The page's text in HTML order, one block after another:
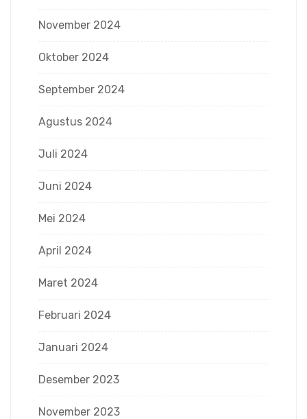
November 2024
Oktober 2024
September 2024
Agustus 2024
Juli 2024
Juni 2024
Mei 2024
April 2024
Maret 2024
Februari 2024
Januari 2024
Desember 2023
November 2023